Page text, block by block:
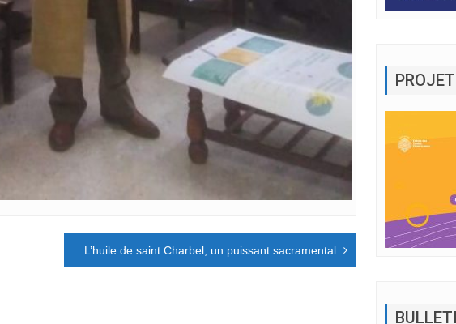
L’huile de saint Charbel, un puissant sacramental